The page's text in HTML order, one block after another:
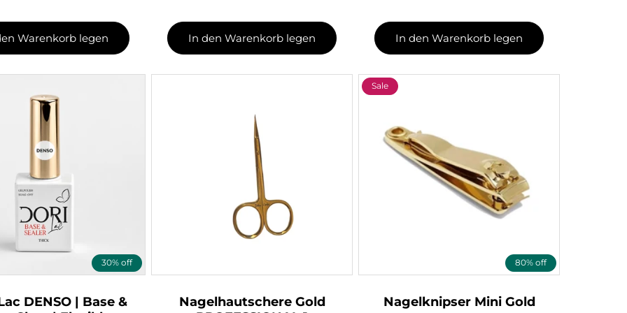
Warenkorb legen In den Warenkorb legen In den Warenkorb legen
30% off
DENSO | Base &
Nagelhautschere Gold
80% off
Sale
Nagelknipser Mini Gold